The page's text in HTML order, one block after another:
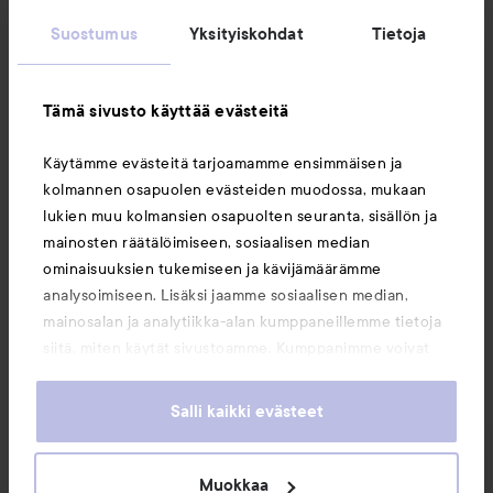
Suostumus Yksityiskohdat Tietoja
Tämä sivusto käyttää evästeitä
Käytämme evästeitä tarjoamamme ensimmäisen ja
kolmannen osapuolen evästeiden muodossa, mukaan
lukien muu kolmansien osapuolten seuranta, sisällön ja
mainosten räätälöimiseen, sosiaalisen median
ominaisuuksien tukemiseen ja kävijämäärämme
analysoimiseen. Lisäksi jaamme sosiaalisen median,
mainosalan ja analytiikka-alan kumppaneillemme tietoja
heille tai joita on kerätty, kun olet käyttänyt heidän
evästeiden käytön.
Salli kaikki evästeet
Muokkaa
Saattaisit myös tykätä